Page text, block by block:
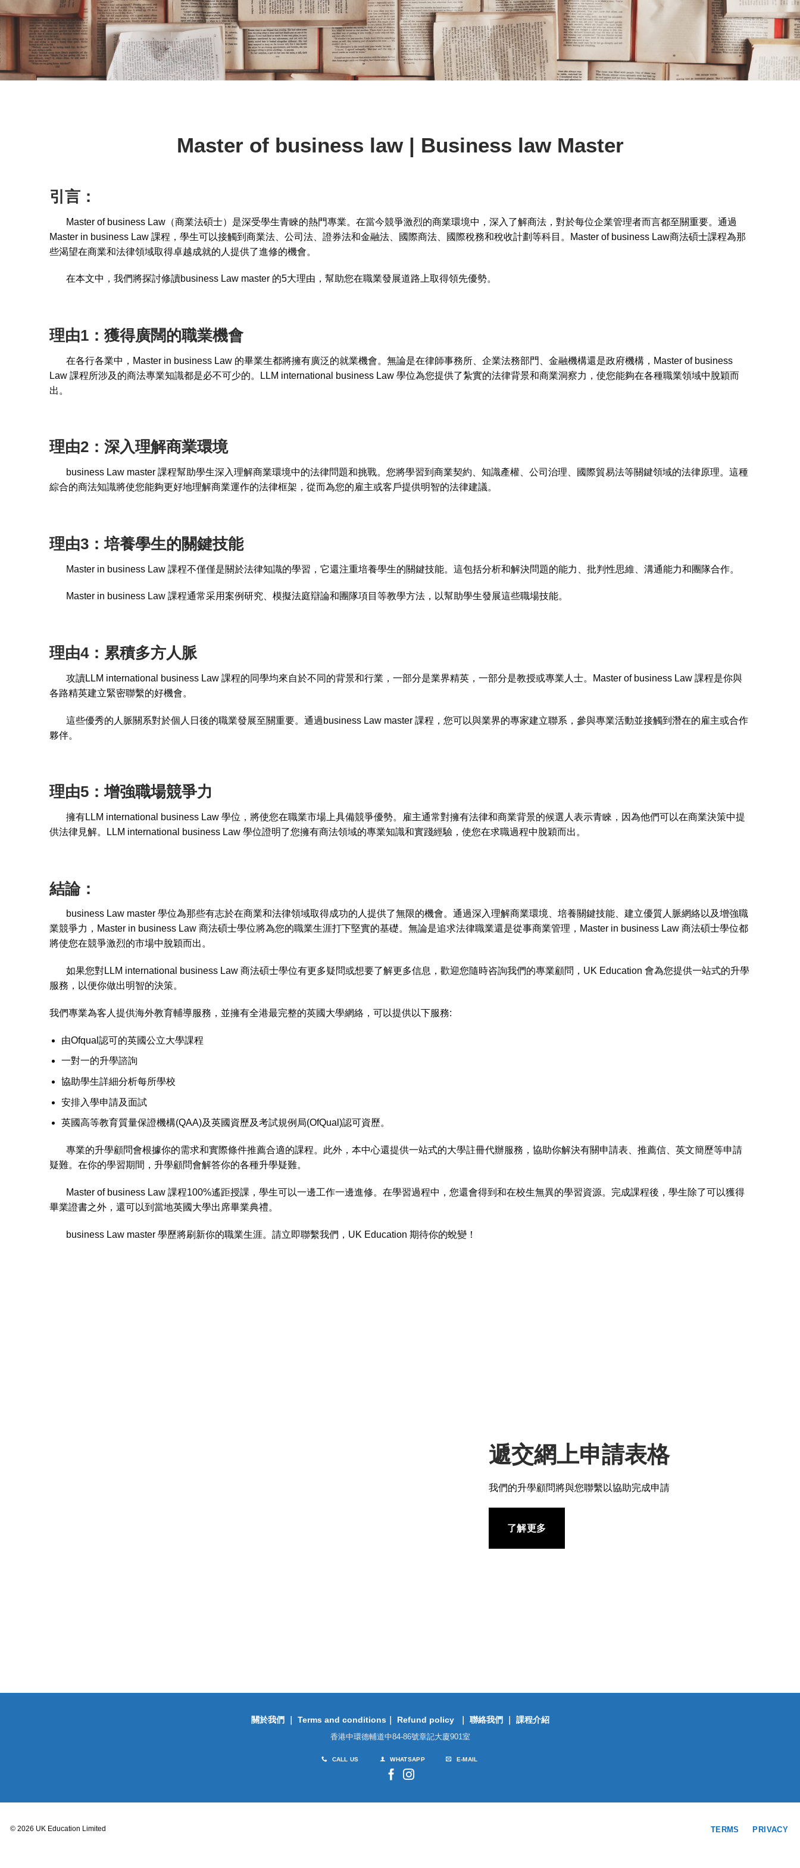
Master of business law | Business law Master
引言：
Master of business Law（商業法碩士）是深受學生青睞的熱門專業。在當今競爭激烈的商業環境中，深入了解商法，對於每位企業管理者而言都至關重要。通過
Master in business Law 課程，學生可以接觸到商業法、公司法、證券法和金融法、國際商法、國際稅務和稅收計劃等科目。Master of business Law商法碩士課程為那
些渴望在商業和法律領域取得卓越成就的人提供了進修的機會。
在本文中，我們將探討修讀business Law master 的5大理由，幫助您在職業發展道路上取得領先優勢。
理由1：獲得廣闊的職業機會
在各行各業中，Master in business Law 的畢業生都將擁有廣泛的就業機會。無論是在律師事務所、企業法務部門、金融機構還是政府機構，Master of business
Law 課程所涉及的商法專業知識都是必不可少的。LLM international business Law 學位為您提供了紮實的法律背景和商業洞察力，使您能夠在各種職業領域中脫穎而
出。
理由2：深入理解商業環境
business Law master 課程幫助學生深入理解商業環境中的法律問題和挑戰。您將學習到商業契約、知識產權、公司治理、國際貿易法等關鍵領域的法律原理。這種
綜合的商法知識將使您能夠更好地理解商業運作的法律框架，從而為您的雇主或客戶提供明智的法律建議。
理由3：培養學生的關鍵技能
Master in business Law 課程不僅僅是關於法律知識的學習，它還注重培養學生的關鍵技能。這包括分析和解決問題的能力、批判性思維、溝通能力和團隊合作。
Master in business Law 課程通常采用案例研究、模擬法庭辯論和團隊項目等教學方法，以幫助學生發展這些職場技能。
理由4： 累積多方人脈
攻讀LLM international business Law 課程的同學均來自於不同的背景和行業，一部分是業界精英，一部分是教授或專業人士。Master of business Law 課程是你與
各路精英建立緊密聯繫的好機會。
這些優秀的人脈關系對於個人日後的職業發展至關重要。通過business Law master 課程，您可以與業界的專家建立聯系，參與專業活動並接觸到潛在的雇主或合作
夥伴。
理由5：增強職場競爭力
擁有LLM international business Law 學位，將使您在職業市場上具備競爭優勢。雇主通常對擁有法律和商業背景的候選人表示青睞，因為他們可以在商業決策中提
供法律見解。LLM international business Law 學位證明了您擁有商法領域的專業知識和實踐經驗，使您在求職過程中脫穎而出。
結論：
business Law master 學位為那些有志於在商業和法律領域取得成功的人提供了無限的機會。通過深入理解商業環境、培養關鍵技能、建立優質人脈網絡以及增強職
業競爭力，Master in business Law 商法碩士學位將為您的職業生涯打下堅實的基礎。無論是追求法律職業還是從事商業管理，Master in business Law 商法碩士學位都
將使您在競爭激烈的市場中脫穎而出。
如果您對LLM international business Law 商法碩士學位有更多疑問或想要了解更多信息，歡迎您隨時咨詢我們的專業顧問，UK Education 會為您提供一站式的升學
服務，以便你做出明智的決策。
我們專業為客人提供海外教育輔導服務，並擁有全港最完整的英國大學網絡，可以提供以下服務:
由Ofqual認可的英國公立大學課程
一對一的升學諮詢
協助學生詳細分析每所學校
安排入學申請及面試
英國高等教育質量保證機構(QAA)及英國資歷及考試規例局(OfQual)認可資歷。
專業的升學顧問會根據你的需求和實際條件推薦合適的課程。此外，本中心還提供一站式的大學註冊代辦服務，協助你解決有關申請表、推薦信、英文簡歷等申請
疑難。在你的學習期間，升學顧問會解答你的各種升學疑難。
Master of business Law 課程100%遙距授課，學生可以一邊工作一邊進修。在學習過程中，您還會得到和在校生無異的學習資源。完成課程後，學生除了可以獲得
畢業證書之外，還可以到當地英國大學出席畢業典禮。
business Law master 學歷將刷新你的職業生涯。請立即聯繫我們，UK Education 期待你的蛻變！
遞交網上申請表格
我們的升學顧問將與您聯繫以協助完成申請
了解更多
關於我們｜ Terms and conditions ｜ Refund policy｜ 聯絡我們｜ 課程介紹
香港中環德輔道中84-86號章記大廈901室
CALL US WHATSAPP E-MAIL
© 2026 UK Education Limited TERMS PRIVACY